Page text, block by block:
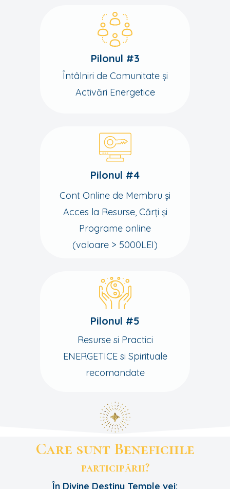
Întâlniri de Comunitate și
Activări Energetice
Pilonul #3
Pilonul #4
Cont Online de Membru și
Acces la Resurse, Cărți și
Programe online
(valoare > 5000LEI)
Pilonul #5
Resurse si Practici
ENERGETICE si Spirituale
recomandate
În Divine Destiny Temple vei:
Care sunt Beneficiile
participării?